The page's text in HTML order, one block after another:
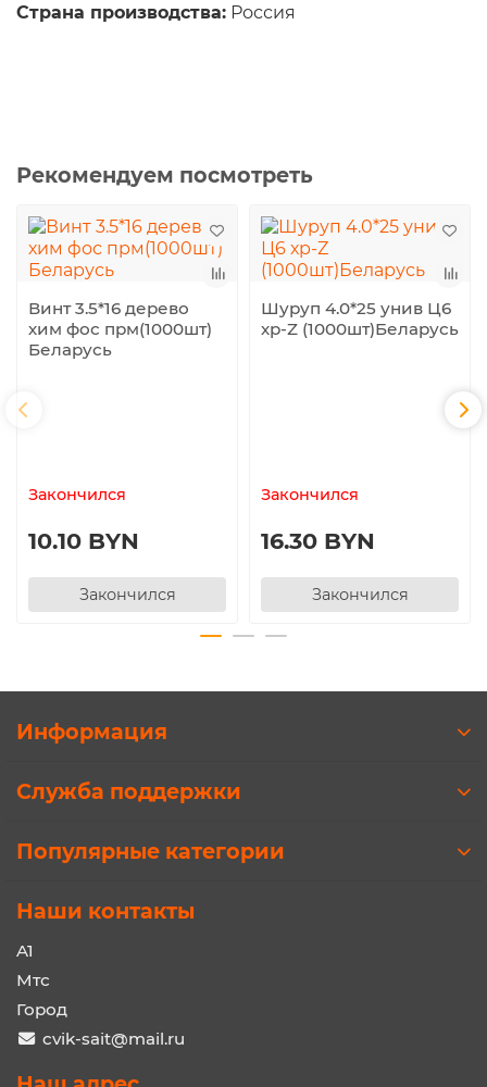
Страна производства: Россия
Рекомендуем посмотреть
Винт 3.5*16 дерево
хим фос прм(1000шт)
Беларусь
Закончился
10.10 BYN
Закончился
Шуруп 4.0*25 унив Ц6
хр-Z (1000шт)Беларусь
Закончился
16.30 BYN
Закончился
Информация
Служба поддержки
Популярные категории
Наши контакты
A1
Мтс
Город
cvik-sait@mail.ru